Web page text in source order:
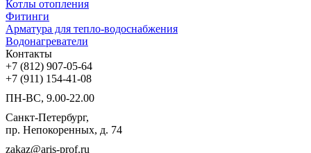
Котлы отопления
Фитинги
Арматура для тепло-водоснабжения
Водонагреватели
Контакты
+7 (812) 907-05-64
+7 (911) 154-41-08
ПН-ВС, 9.00-22.00
Санкт-Петербург,
пр. Непокоренных, д. 74
zakaz@aris-prof.ru